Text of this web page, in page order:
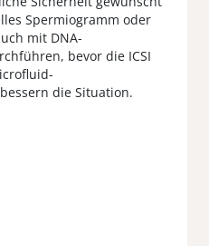
Spermiogramm oder
mit DNA-
bevor die ICSI
die Situation.